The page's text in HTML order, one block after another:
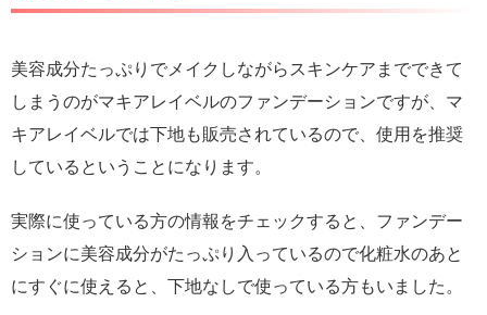
美容成分たっぷりでメイクしながらスキンケアまでできて
しまうのがマキアレイベルのファンデーションですが、マ
キアレイベルでは下地も販売されているので、使用を推奨
しているということになります。
実際に使っている方の情報をチェックすると、ファンデー
ションに美容成分がたっぷり入っているので化粧水のあと
にすぐに使えると、下地なしで使っている方もいました。